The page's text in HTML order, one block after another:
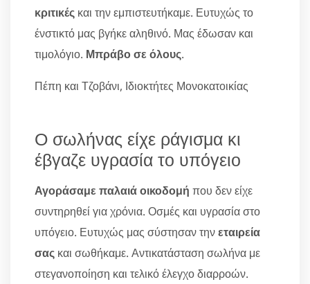
κριτικές και την εμπιστευτήκαμε. Ευτυχώς το
ένστικτό μας βγήκε αληθινό. Μας έδωσαν και
τιμολόγιο. Μπράβο σε όλους.
Πέπη και Τζοβάνι, Ιδιοκτήτες Μονοκατοικίας
Ο σωλήνας είχε ράγισμα κι
έβγαζε υγρασία το υπόγειο
Αγοράσαμε παλαιά οικοδομή που δεν είχε
συντηρηθεί για χρόνια. Οσμές και υγρασία στο
υπόγειο. Ευτυχώς μας σύστησαν τηνεταιρεία
σας και σωθήκαμε. Αντικατάσταση σωλήνα με
στεγανοποίηση και τελικό έλεγχο διαρροών.